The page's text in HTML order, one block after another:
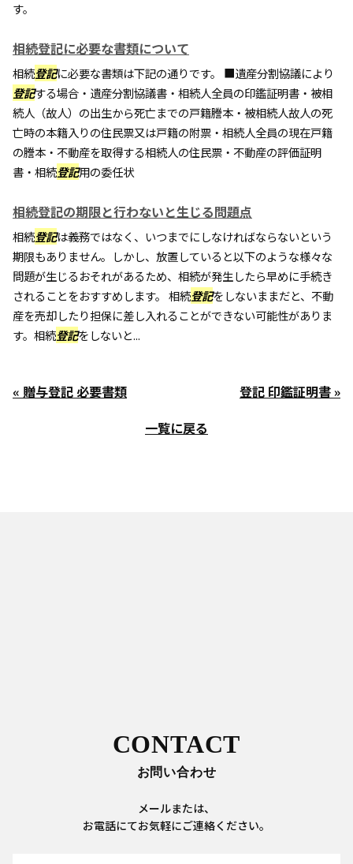
す。
相続登記に必要な書類について
相続登記に必要な書類は下記の通りです。 ■遺産分割協議により
登記する場合・遺産分割協議書・相続人全員の印鑑証明書・被相
続人（故人）の出生から死亡までの戸籍謄本・被相続人故人の死
亡時の本籍入りの住民票又は戸籍の附票・相続人全員の現在戸籍
の謄本・不動産を取得する相続人の住民票・不動産の評価証明
書・相続登記用の委任状
相続登記の期限と行わないと生じる問題点
相続登記は義務ではなく、いつまでにしなければならないという
期限もありません。しかし、放置していると以下のような様々な
問題が生じるおそれがあるため、相続が発生したら早めに手続き
されることをおすすめします。 相続登記をしないままだと、不動
産を売却したり担保に差し入れることができない可能性がありま
す。相続登記をしないと...
« 贈与登記 必要書類
登記 印鑑証明書 »
一覧に戻る
CONTACT
お問い合わせ
メールまたは、
お電話にてお気軽にご連絡ください。